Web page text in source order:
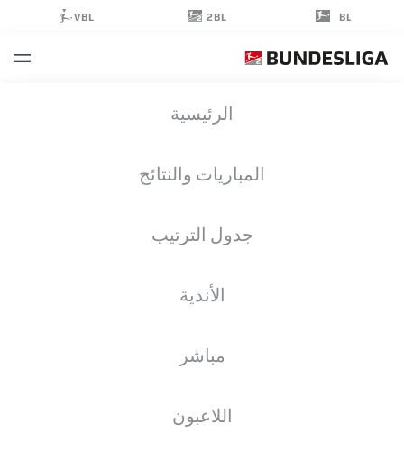
BL
2BL
VBL
الرئيسية
المباريات والنتائج
جدول الترتيب
الأندية
مباشر
اللاعبون
EINTRACHT BRAUNSCHWEIG
27.08.1999